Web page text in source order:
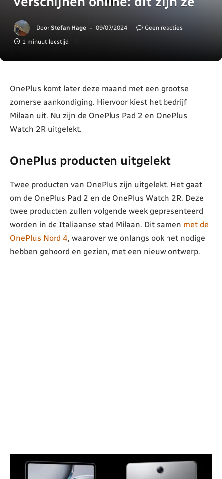
Door Stefan Hage 09/07/2024
Geen reacties
1 minuut leestijd
OnePlus komt later deze maand met een grootse
zomerse aankondiging. Hiervoor kiest het bedrijf
Milaan uit. Nu zijn de OnePlus Pad 2 en OnePlus
Watch 2R uitgelekt.
OnePlus producten uitgelekt
Twee producten van OnePlus zijn uitgelekt. Het gaat
om de OnePlus Pad 2 en de OnePlus Watch 2R. Deze
twee producten zullen volgende week gepresenteerd
worden in de Italiaanse stad Milaan. Dit samen met de
OnePlus Nord 4, waarover we onlangs ook het nodige
hebben gehoord en gezien, met een nieuw ontwerp.